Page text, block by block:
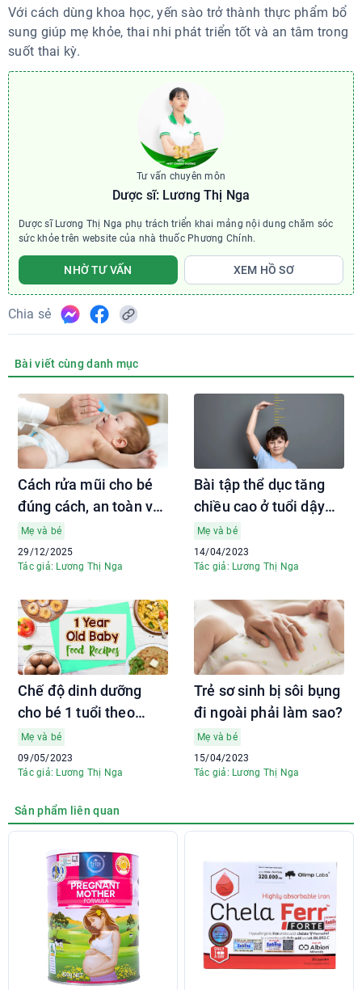
Với cách dùng khoa học, yến sào trở thành thực phẩm bổ
sung giúp mẹ khỏe, thai nhi phát triển tốt và an tâm trong
suốt thai kỳ.
Tư vấn chuyên môn
Dược sĩ: Lương Thị Nga
Dược sĩ Lương Thị Nga phụ trách triển khai mảng nội dung chăm sóc
sức khỏe trên website của nhà thuốc Phương Chính.
NHỜ TƯ VẤN XEM HỒ SƠ
Chia sẻ
Bài viết cùng danh mục
Cách rửa mũi cho bé
đúng cách, an toàn và
hiệu quả tại nhà
Mẹ và bé
29/12/2025
Tác giả: Lương Thị Nga
Bài tập thể dục tăng
chiều cao ở tuổi dậy
thì hiệu quả nhất
Mẹ và bé
14/04/2023
Tác giả: Lương Thị Nga
Chế độ dinh dưỡng
cho bé 1 tuổi theo
chuẩn Viện dinh
dưỡng
Mẹ và bé
09/05/2023
Tác giả: Lương Thị Nga
Trẻ sơ sinh bị sôi bụng
đi ngoài phải làm sao?
Mẹ và bé
15/04/2023
Tác giả: Lương Thị Nga
Sản phẩm liên quan